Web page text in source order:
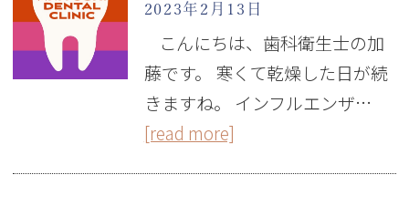
2023年2月13日
こんにちは、歯科衛生士の加
藤です。 寒くて乾燥した日が続
きますね。 インフルエンザ…
[read more]